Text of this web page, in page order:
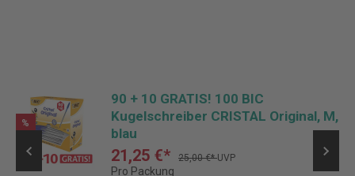
%
90 + 10 GRATIS! 100 BIC
Kugelschreiber CRISTAL Original, M,
blau
21,25 €* 25,00 €*UVP
Pro Packung